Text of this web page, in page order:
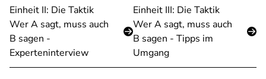
Einheit II: Die Taktik
Wer A sagt, muss auch
B sagen -
Experteninterview
Einheit III: Die Taktik
Wer A sagt, muss auch
B sagen - Tipps im
Umgang